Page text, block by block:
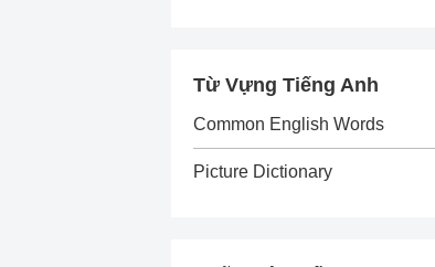
Từ Vựng Tiếng Anh
Common English Words
Picture Dictionary